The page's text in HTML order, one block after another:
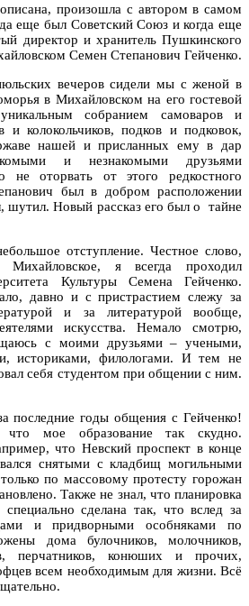
произошла с автором в самом
еще был Советский Союз и когда еще
директор и хранитель Пушкинского
Семен Степанович Гейченко.
вечеров сидели мы с женой в
в Михайловском на его гостевой
собранием самоваров и
и колокольчиков, подков и подковок,
нашей и присланных ему в дар
и незнакомыми друзьями
не оторвать от этого редкостного
был в добром расположении
шутил. Новый рассказ его был о тайне
отступление. Честное слово,
я всегда проходил
Культуры Семена Гейченко.
давно и с пристрастием слежу за
и за литературой вообще,
искусства. Немало смотрю,
с моими друзьями – учеными,
историками, филологами. И тем не
себя студентом при общении с ним.
последние годы общения с Гейченко!
мое образование так скудно.
что Невский проспект в конце
снятыми с кладбищ могильными
по массовому протесту горожан
Также не знал, что планировка
сделана так, что вслед за
и придворными особняками по
дома булочников, молочников,
перчатников, конюших и прочих,
всем необходимым для жизни. Всё